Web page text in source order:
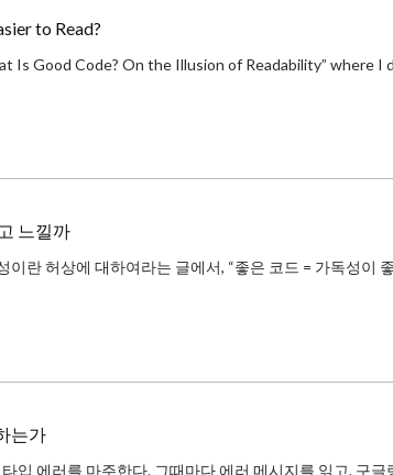
to Read?
느낄까
는가